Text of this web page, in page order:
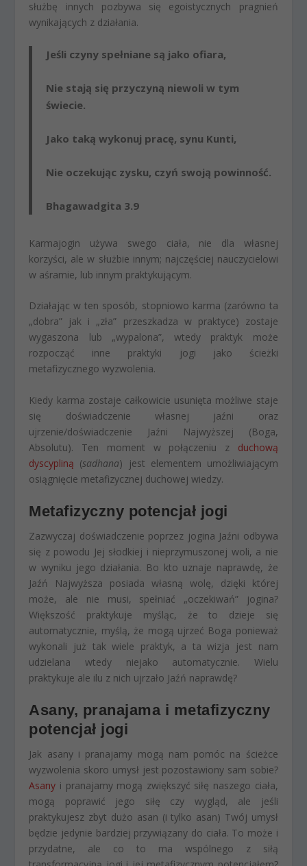
służbę innych pozbywa się egoistycznych pragnień
wynikających z działania.
Jeśli czyny spełniane są jako ofiara,
Nie stają się przyczyną niewoli w tym
świecie.
Jako taką wykonuj pracę, synu Kunti,
Nie oczekując zysku, czyń swoją powinność.
Bhagawadgita 3.9
Karmajogin używa swego ciała, nie dla własnej
korzyści, ale w służbie innym; najczęściej nauczycielowi
w aśramie, lub innym praktykującym.
Działając w ten sposób, stopniowo karma (zarówno ta
„dobra” jak i „zła” przeszkadza w praktyce) zostaje
wygaszona lub „wypalona”, wtedy praktyk może
rozpocząć inne praktyki jogi jako ścieżki
metafizycznego wyzwolenia.
Kiedy karma zostaje całkowicie usunięta możliwe staje
się doświadczenie własnej jaźni oraz
ujrzenie/doświadczenie Jaźni Najwyższej (Boga,
Absolutu). Ten moment w połączeniu z duchową
dyscypliną (sadhana) jest elementem umożliwiającym
osiągnięcie metafizycznej duchowej wiedzy.
Metafizyczny potencjał jogi
Zazwyczaj doświadczenie poprzez jogina Jaźni odbywa
się z powodu Jej słodkiej i nieprzymuszonej woli, a nie
w wyniku jego działania. Bo kto uznaje naprawdę, że
Jaźń Najwyższa posiada własną wolę, dzięki której
może, ale nie musi, spełniać „oczekiwań” jogina?
Większość praktykuje myśląc, że to dzieje się
automatycznie, myślą, że mogą ujrzeć Boga ponieważ
wykonali już tak wiele praktyk, a ta wizja jest nam
udzielana wtedy niejako automatycznie. Wielu
praktykuje ale ilu z nich ujrzało Jaźń naprawdę?
Asany, pranajama i metafizyczny
potencjał jogi
Jak asany i pranajamy mogą nam pomóc na ścieżce
wyzwolenia skoro umysł jest pozostawiony sam sobie?
Asany i pranajamy mogą zwiększyć siłę naszego ciała,
mogą poprawić jego siłę czy wygląd, ale jeśli
praktykujesz zbyt dużo asan (i tylko asan) Twój umysł
będzie jedynie bardziej przywiązany do ciała. To może i
przydatne, ale co to ma wspólnego z siłą